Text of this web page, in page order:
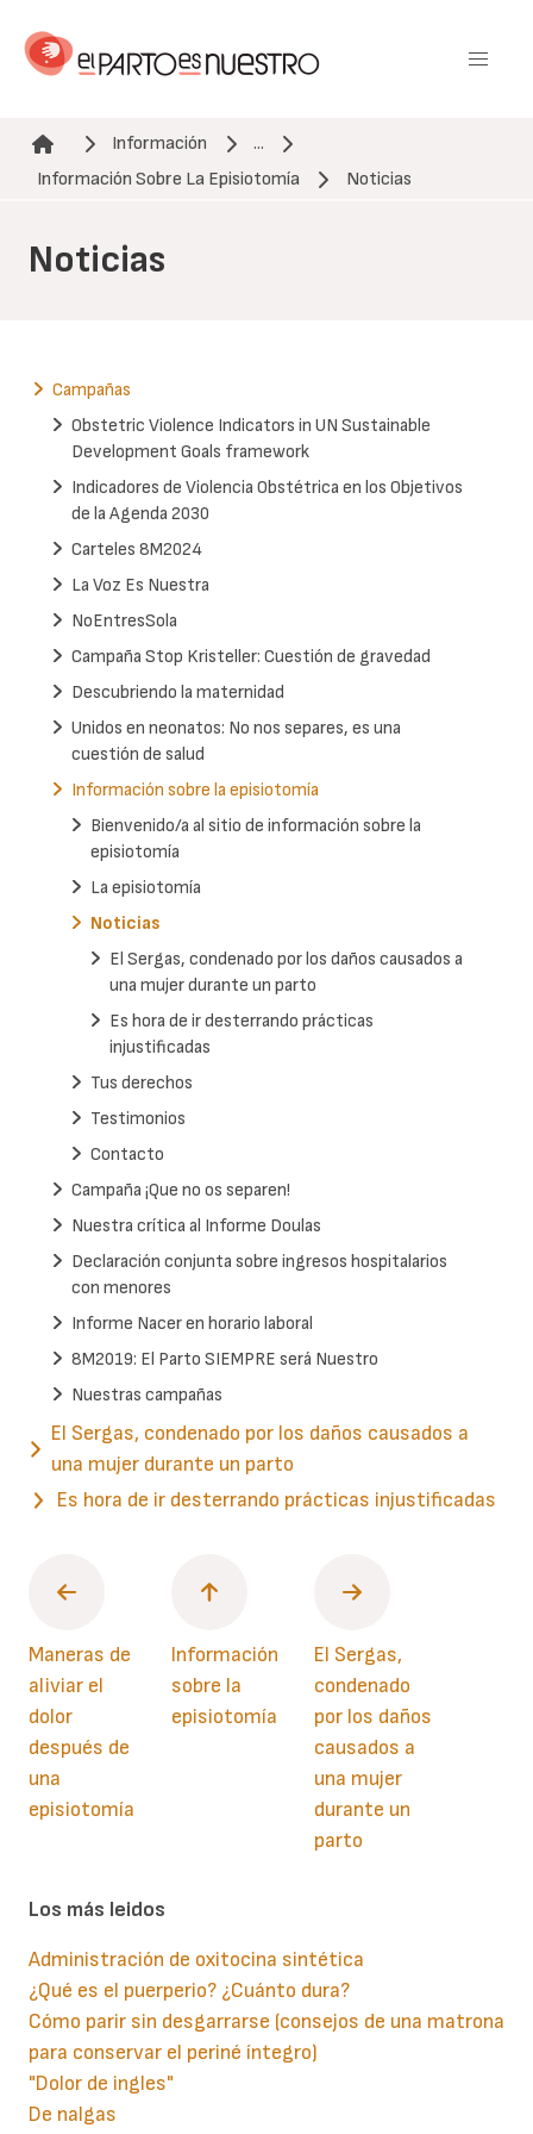
contenido
Ruta de navegación
Información
...
Información Sobre La Episiotomía
Noticias
Noticias
El Sergas, condenado por los daños causados a
una mujer durante un parto
Es hora de ir desterrando prácticas injustificadas
Maneras de
aliviar el
dolor
después de
una
episiotomía
Información
sobre la
episiotomía
El Sergas,
condenado
por los daños
causados a
una mujer
durante un
parto
Campañas
Obstetric Violence Indicators in UN Sustainable
Development Goals framework
Indicadores de Violencia Obstétrica en los Objetivos
de la Agenda 2030
Carteles 8M2024
La Voz Es Nuestra
NoEntresSola
Campaña Stop Kristeller: Cuestión de gravedad
Descubriendo la maternidad
Unidos en neonatos: No nos separes, es una
cuestión de salud
Información sobre la episiotomía
Bienvenido/a al sitio de información sobre la
episiotomía
La episiotomía
Noticias
El Sergas, condenado por los daños causados a
una mujer durante un parto
Es hora de ir desterrando prácticas
injustificadas
Tus derechos
Testimonios
Contacto
Campaña ¡Que no os separen!
Nuestra crítica al Informe Doulas
Declaración conjunta sobre ingresos hospitalarios
con menores
Informe Nacer en horario laboral
8M2019: El Parto SIEMPRE será Nuestro
Nuestras campañas
Los más leidos
Administración de oxitocina sintética
¿Qué es el puerperio? ¿Cuánto dura?
Cómo parir sin desgarrarse (consejos de una matrona
para conservar el periné íntegro)
"Dolor de ingles"
De nalgas